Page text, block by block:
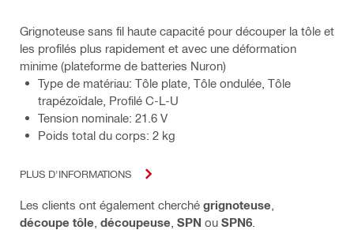
Grignoteuse sans fil haute capacité pour découper la tôle et
les profilés plus rapidement et avec une déformation
minime (plateforme de batteries Nuron)
Type de matériau: Tôle plate, Tôle ondulée, Tôle
trapézoïdale, Profilé C-L-U
Tension nominale: 21.6 V
Poids total du corps: 2 kg
PLUS D'INFORMATIONS
Les clients ont également cherché grignoteuse
découpe tôle découpeuse SPN ou SPN6